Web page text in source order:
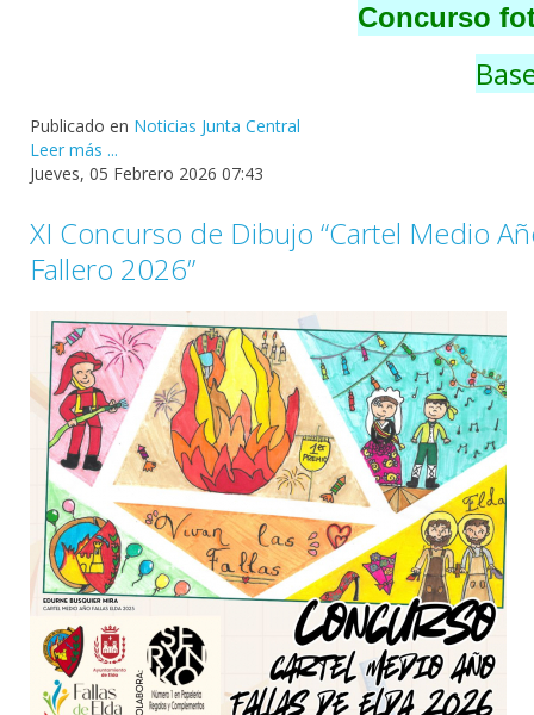
Concurso
Publicado en Noticias Junta Central
Leer más ...
Jueves, 05 Febrero 2026 07:43
XI Concurso de Dibujo “Cartel Medio
Fallero 2026”